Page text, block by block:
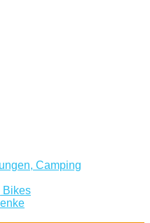
Camping
Bikes